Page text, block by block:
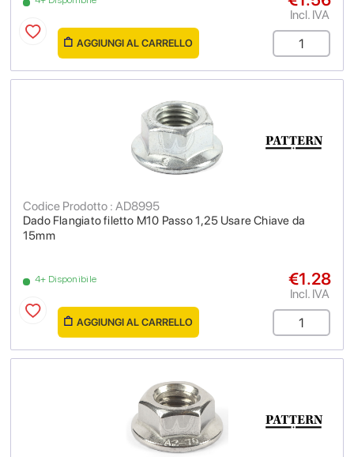
Incl. IVA
AGGIUNGI AL CARRELLO
Dado Flangiato filetto M10 Passo 1,25 Usare Chiave da
15mm
Codice Prodotto : AD8995
4+ Disponibile €1.28
Incl. IVA
AGGIUNGI AL CARRELLO